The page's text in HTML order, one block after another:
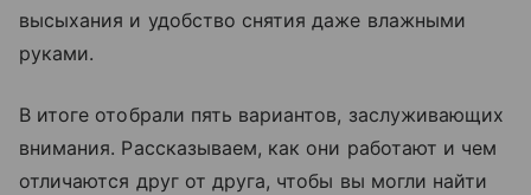
высыхания и удобство снятия даже влажными
руками.
В итоге отобрали пять вариантов, заслуживающих
внимания. Рассказываем, как они работают и чем
отличаются друг от друга, чтобы вы могли найти